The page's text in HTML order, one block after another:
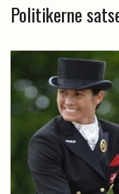
Politikerne